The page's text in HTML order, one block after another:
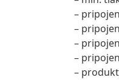
–
–
–
–
–